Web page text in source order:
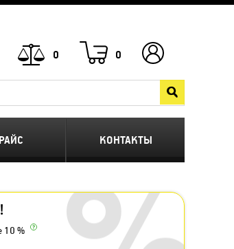
0 0
КОНТАКТЫ
10 %